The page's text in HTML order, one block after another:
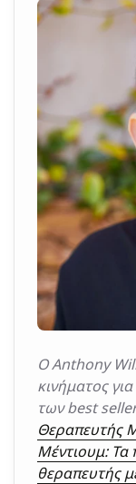
Ο Anthony
κινήματος
των best
Θεραπευτής
Μέντιουμ: Τα
θεραπευτής